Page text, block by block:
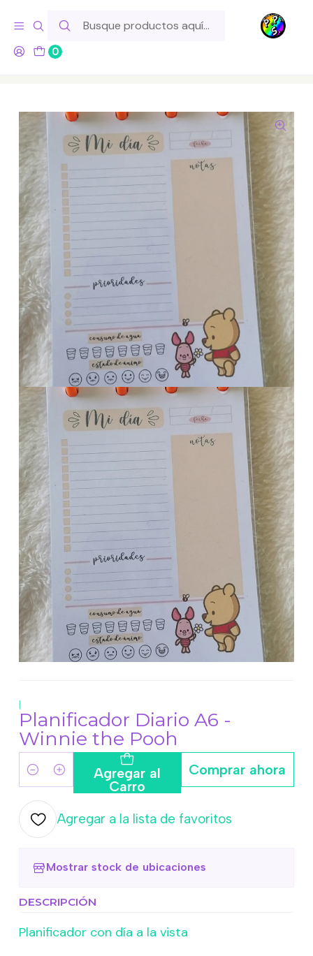
0
Hola! Si tu pedido incluye productos de fabricación propia,
ten en cuenta este tiempo para el despacho
|
Planificador Diario A6 -
Winnie the Pooh
Cantidad Agregar al
Carro
Comprar ahora
Agregar a la lista de favoritos
Mostrar stock de ubicaciones
DESCRIPCIÓN
Planificador con día a la vista